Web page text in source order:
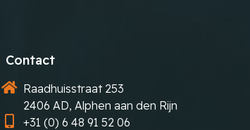
Contact
Raadhuisstraat 253
2406 AD, Alphen aan den Rijn
+31 (0) 6 48 91 52 06